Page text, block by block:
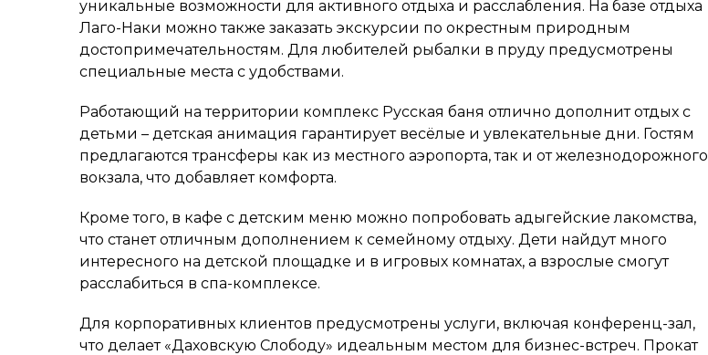
уникальные возможности для активного отдыха и расслабления. На базе отдыха
Лаго-Наки можно также заказать экскурсии по окрестным природным
достопримечательностям. Для любителей рыбалки в пруду предусмотрены
специальные места с удобствами.
Работающий на территории комплекс Русская баня отлично дополнит отдых с
детьми – детская анимация гарантирует весёлые и увлекательные дни. Гостям
предлагаются трансферы как из местного аэропорта, так и от железнодорожного
вокзала, что добавляет комфорта.
Кроме того, в кафе с детским меню можно попробовать адыгейские лакомства,
что станет отличным дополнением к семейному отдыху. Дети найдут много
интересного на детской площадке и в игровых комнатах, а взрослые смогут
расслабиться в спа-комплексе.
Для корпоративных клиентов предусмотрены услуги, включая конференц-зал,
что делает «Даховскую Слободу» идеальным местом для бизнес-встреч. Прокат